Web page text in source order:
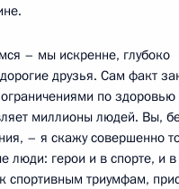
– мы искренне, глубоко
друзья. Сам факт
по здоровью
миллионы людей. Вы,
– я скажу совершенно
люди: герои и в спорте, и
спортивным триумфам,